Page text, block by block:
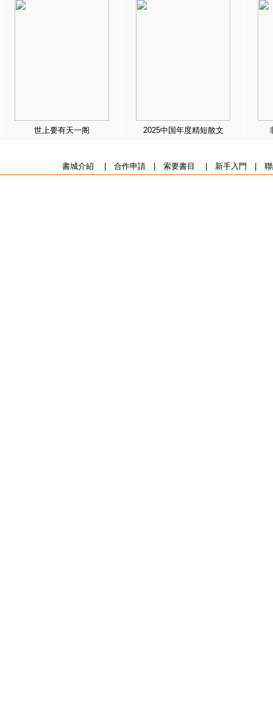
世上要有天一阁 2025中国年度精短散文
書城介紹 合作申請| 索要書目 新手入門